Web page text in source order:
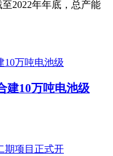
2022年年底，总产能
建10万吨电池级